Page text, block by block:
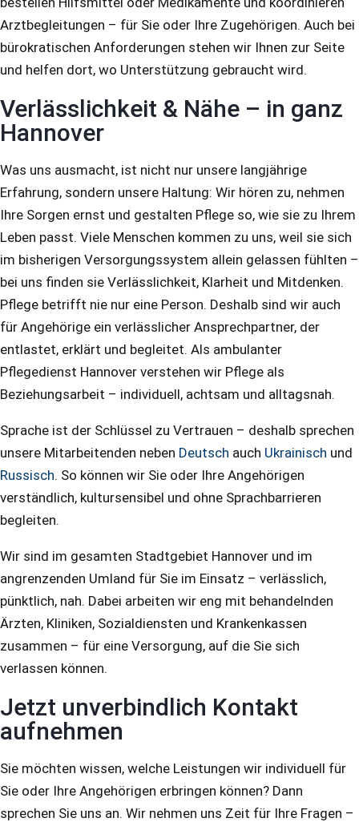
Arztbegleitungen – für Sie oder Ihre Zugehörigen. Auch bei
bürokratischen Anforderungen stehen wir Ihnen zur Seite
und helfen dort, wo Unterstützung gebraucht wird.
Verlässlichkeit & Nähe – in ganz
Hannover
Was uns ausmacht, ist nicht nur unsere langjährige
Erfahrung, sondern unsere Haltung: Wir hören zu, nehmen
Ihre Sorgen ernst und gestalten Pflege so, wie sie zu Ihrem
Leben passt. Viele Menschen kommen zu uns, weil sie sich
im bisherigen Versorgungssystem allein gelassen fühlten –
bei uns finden sie Verlässlichkeit, Klarheit und Mitdenken.
Pflege betrifft nie nur eine Person. Deshalb sind wir auch
für Angehörige ein verlässlicher Ansprechpartner, der
entlastet, erklärt und begleitet. Als ambulanter
Pflegedienst Hannover verstehen wir Pflege als
Beziehungsarbeit – individuell, achtsam und alltagsnah.
Sprache ist der Schlüssel zu Vertrauen – deshalb sprechen
unsere Mitarbeitenden neben Deutsch auch Ukrainisch und
Russisch. So können wir Sie oder Ihre Angehörigen
verständlich, kultursensibel und ohne Sprachbarrieren
begleiten.
Wir sind im gesamten Stadtgebiet Hannover und im
angrenzenden Umland für Sie im Einsatz – verlässlich,
pünktlich, nah. Dabei arbeiten wir eng mit behandelnden
Ärzten, Kliniken, Sozialdiensten und Krankenkassen
zusammen – für eine Versorgung, auf die Sie sich
verlassen können.
Jetzt unverbindlich Kontakt
aufnehmen
Sie möchten wissen, welche Leistungen wir individuell für
Sie oder Ihre Angehörigen erbringen können? Dann
sprechen Sie uns an. Wir nehmen uns Zeit für Ihre Fragen –